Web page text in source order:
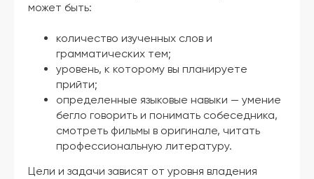
может быть:
количество изученных слов и
грамматических тем;
уровень, к которому вы планируете
прийти;
определенные языковые навыки — умение
бегло говорить и понимать собеседника,
смотреть фильмы в оригинале, читать
профессиональную литературу.
Цели и задачи зависят от уровня владения